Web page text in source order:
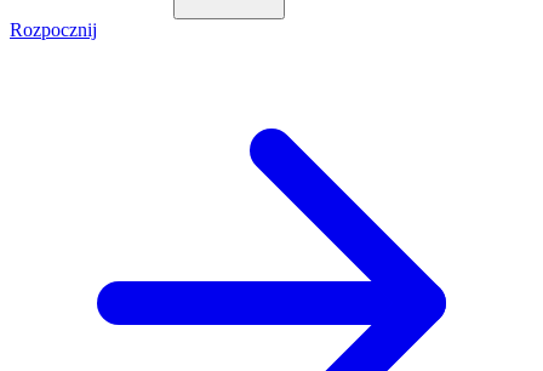
Rozpocznij